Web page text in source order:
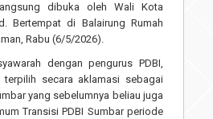
dibuka oleh Wali Kota
Bertempat di Balairung Rumah
Rabu (6/5/2026).
dengan pengurus PDBI,
terpilih secara aklamasi sebagai
yang sebelumnya beliau juga
Transisi PDBI Sumbar periode